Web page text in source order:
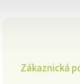
Zákaznická